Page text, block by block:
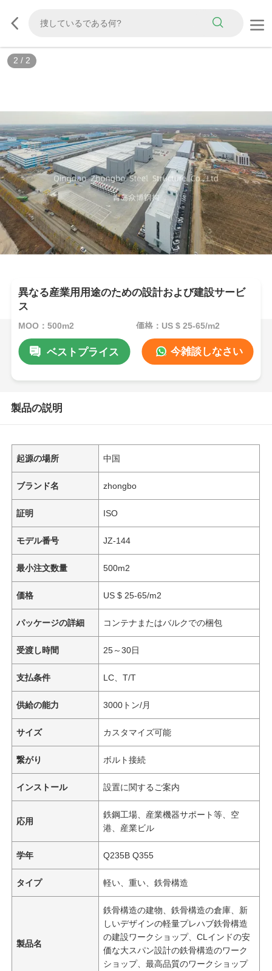
2 / 2
異なる産業用用途のための設計および建設サービ
ス
MOQ：500m2 価格：US $ 25-65/m2
ベストプライス 今雑談しなさい
製品の説明
起源の場所 中国
ブランド名 zhongbo
証明 ISO
モデル番号 JZ-144
最小注文数量 500m2
価格 US $ 25-65/m2
パッケージの詳細 コンテナまたはバルクでの梱包
受渡し時間 25～30日
支払条件 LC、T/T
供給の能力 3000トン/月
サイズ カスタマイズ可能
繋がり ボルト接続
インストール 設置に関するご案内
応用
鉄鋼工場、産業機器サポート等、空
港、産業ビル
学年 Q235B Q355
タイプ 軽い、重い、鉄骨構造
製品名
鉄骨構造の建物、鉄骨構造の倉庫、新
しいデザインの軽量プレハブ鉄骨構造
の建設ワークショップ、CLインドの安
価な大スパン設計の鉄骨構造のワーク
ショップ、最高品質のワークショップ